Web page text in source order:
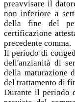
preavvisare il
non inferiore a
della fine del
certificazione
precedente comma.
Il periodo di
dell'anzianità di
della maturazione
del trattamento di
Durante il periodo